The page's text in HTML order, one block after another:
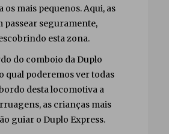
os mais pequenos. Aqui, as
passear seguramente,
esta zona.
do comboio da Duplo
qual poderemos ver todas
desta locomotiva a
as crianças mais
guiar o Duplo Express.